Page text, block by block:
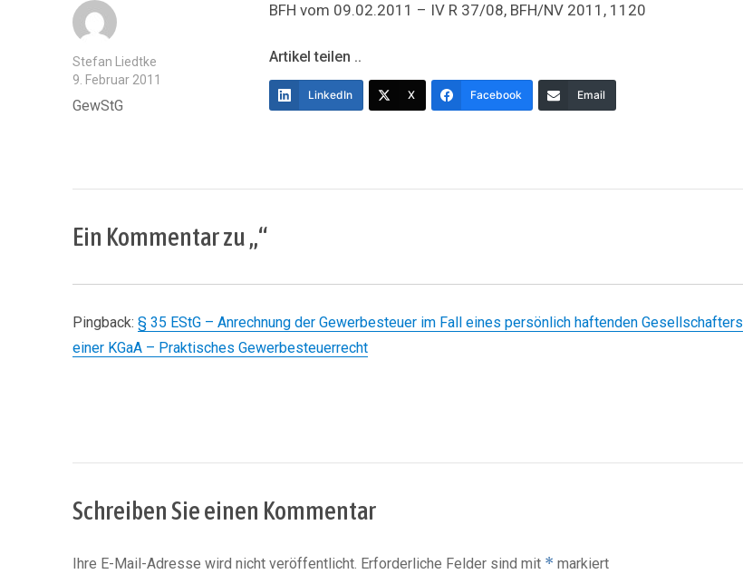
BFH vom 09.02.2011 – IV R 37/08, BFH/NV 2011, 1120
Artikel teilen ..
LinkedIn X Facebook Email
Autor
Stefan Liedtke
Veröffentlicht
am
9. Februar 2011
Kategorien
GewStG
Ein Kommentar zu „“
Pingback:§ 35 EStG – Anrechnung der Gewerbesteuer im Fall eines persönlich haftenden Gesellschafters
einer KGaA – Praktisches Gewerbesteuerrecht
Schreiben Sie einen Kommentar
Ihre E-Mail-Adresse wird nicht veröffentlicht. Erforderliche Felder sind mit * markiert